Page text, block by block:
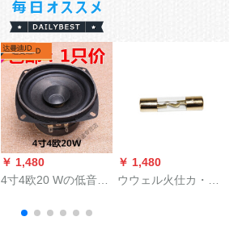
￥ 1,480
4寸4欧20 Wの低音ス
車載スピカーの消ゴ
￥ 1,480
ウウェル火仕カ・ス